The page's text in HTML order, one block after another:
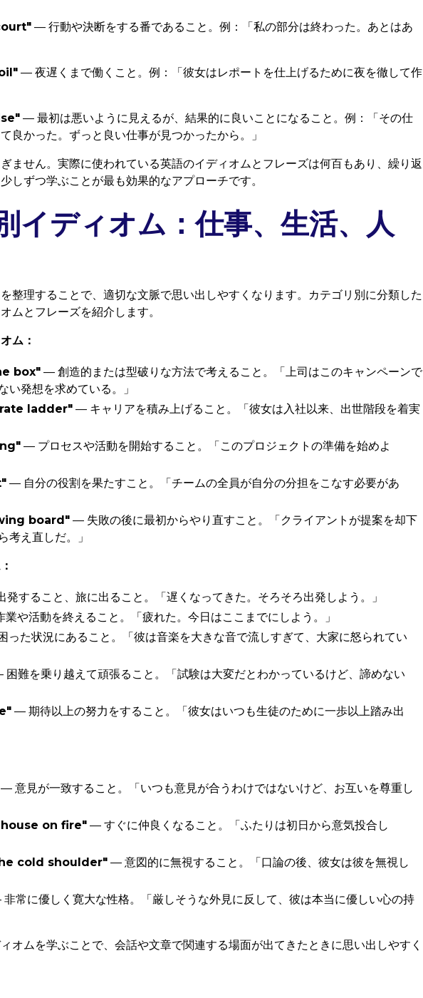
— 行動や決断をする番であること。例：「私の部分は終わった。あとはあ
— 夜遅くまで働くこと。例：「彼女はレポートを仕上げるために夜を徹して作
— 最初は悪いように見えるが、結果的に良いことになること。例：「その仕
良かった。ずっと良い仕事が見つかったから。」
ません。実際に使われている英語のイディオムとフレーズは何百もあり、繰り返
しずつ学ぶことが最も効果的なアプローチです。
イディオム：仕事、生活、人
整理することで、適切な文脈で思い出しやすくなります。カテゴリ別に分類した
ムとフレーズを紹介します。
ム：
box" — 創造的または型破りな方法で考えること。「上司はこのキャンペーンで
い発想を求めている。」
ladder" — キャリアを積み上げること。「彼女は入社以来、出世階段を着実
— プロセスや活動を開始すること。「このプロジェクトの準備を始めよ
— 自分の役割を果たすこと。「チームの全員が自分の分担をこなす必要があ
board" — 失敗の後に最初からやり直すこと。「クライアントが提案を却下
考え直しだ。」
すること、旅に出ること。「遅くなってきた。そろそろ出発しよう。」
や活動を終えること。「疲れた。今日はここまでにしよう。」
った状況にあること。「彼は音楽を大きな音で流しすぎて、大家に怒られてい
難を乗り越えて頑張ること。「試験は大変だとわかっているけど、諦めない
— 期待以上の努力をすること。「彼女はいつも生徒のために一歩以上踏み出
— 意見が一致すること。「いつも意見が合うわけではないけど、お互いを尊重し
on fire" — すぐに仲良くなること。「ふたりは初日から意気投合し
cold shoulder" — 意図的に無視すること。「口論の後、彼女は彼を無視し
常に優しく寛大な性格。「厳しそうな外見に反して、彼は本当に優しい心の持
オムを学ぶことで、会話や文章で関連する場面が出てきたときに思い出しやすく